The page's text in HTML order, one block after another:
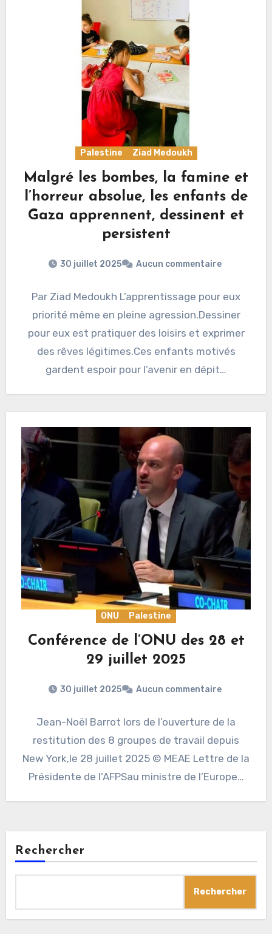
Palestine Ziad Medoukh
Malgré les bombes, la famine et
l’horreur absolue, les enfants de
Gaza apprennent, dessinent et
persistent
30 juillet 2025 Aucun commentaire
Par Ziad Medoukh L’apprentissage pour eux
priorité même en pleine agression.Dessiner
pour eux est pratiquer des loisirs et exprimer
des rêves légitimes.Ces enfants motivés
gardent espoir pour l’avenir en dépit…
ONU Palestine
Conférence de l’ONU des 28 et
29 juillet 2025
30 juillet 2025 Aucun commentaire
Jean-Noël Barrot lors de l’ouverture de la
restitution des 8 groupes de travail depuis
New York,le 28 juillet 2025 © MEAE Lettre de la
Présidente de l’AFPSau ministre de l’Europe…
Rechercher
Rechercher